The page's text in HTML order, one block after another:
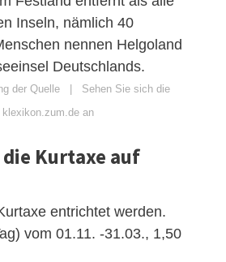
Inseln, nämlich 40
nennen Helgoland
Deutschlands.
der Quelle
Sehen Sie sich die
an
Kurtaxe auf
entrichtet werden.
vom 01.11. -31.03., 1,50